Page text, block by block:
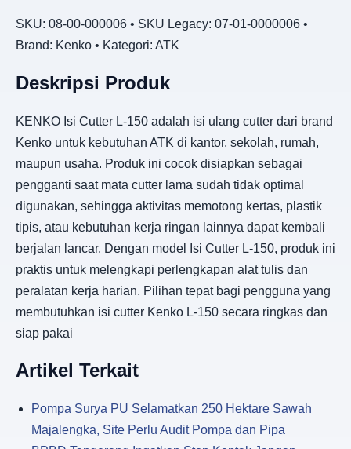
SKU: 08-00-000006 • SKU Legacy: 07-01-0000006 •
Brand: Kenko • Kategori: ATK
Deskripsi Produk
KENKO Isi Cutter L-150 adalah isi ulang cutter dari brand
Kenko untuk kebutuhan ATK di kantor, sekolah, rumah,
maupun usaha. Produk ini cocok disiapkan sebagai
pengganti saat mata cutter lama sudah tidak optimal
digunakan, sehingga aktivitas memotong kertas, plastik
tipis, atau kebutuhan kerja ringan lainnya dapat kembali
berjalan lancar. Dengan model Isi Cutter L-150, produk ini
praktis untuk melengkapi perlengkapan alat tulis dan
peralatan kerja harian. Pilihan tepat bagi pengguna yang
membutuhkan isi cutter Kenko L-150 secara ringkas dan
siap pakai
Artikel Terkait
Pompa Surya PU Selamatkan 250 Hektare Sawah
Majalengka, Site Perlu Audit Pompa dan Pipa